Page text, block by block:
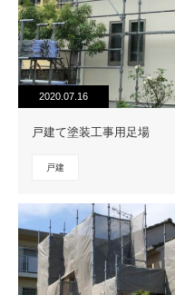
2020.07.16
戸建て塗装工事用足場
戸建